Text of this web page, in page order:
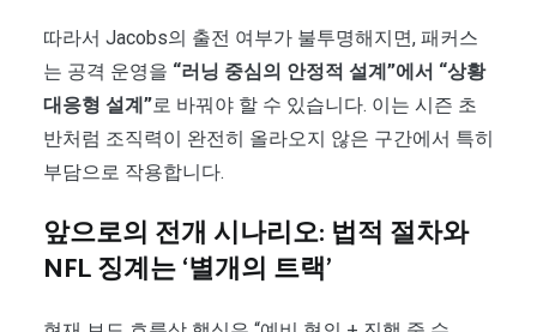
따라서 Jacobs의 출전 여부가 불투명해지면, 패커스
는 공격 운영을 “러닝 중심의 안정적 설계”에서 “상황
대응형 설계”로 바꿔야 할 수 있습니다. 이는 시즌 초
반처럼 조직력이 완전히 올라오지 않은 구간에서 특히
부담으로 작용합니다.
앞으로의 전개 시나리오: 법적 절차와
NFL 징계는 ‘별개의 트랙’